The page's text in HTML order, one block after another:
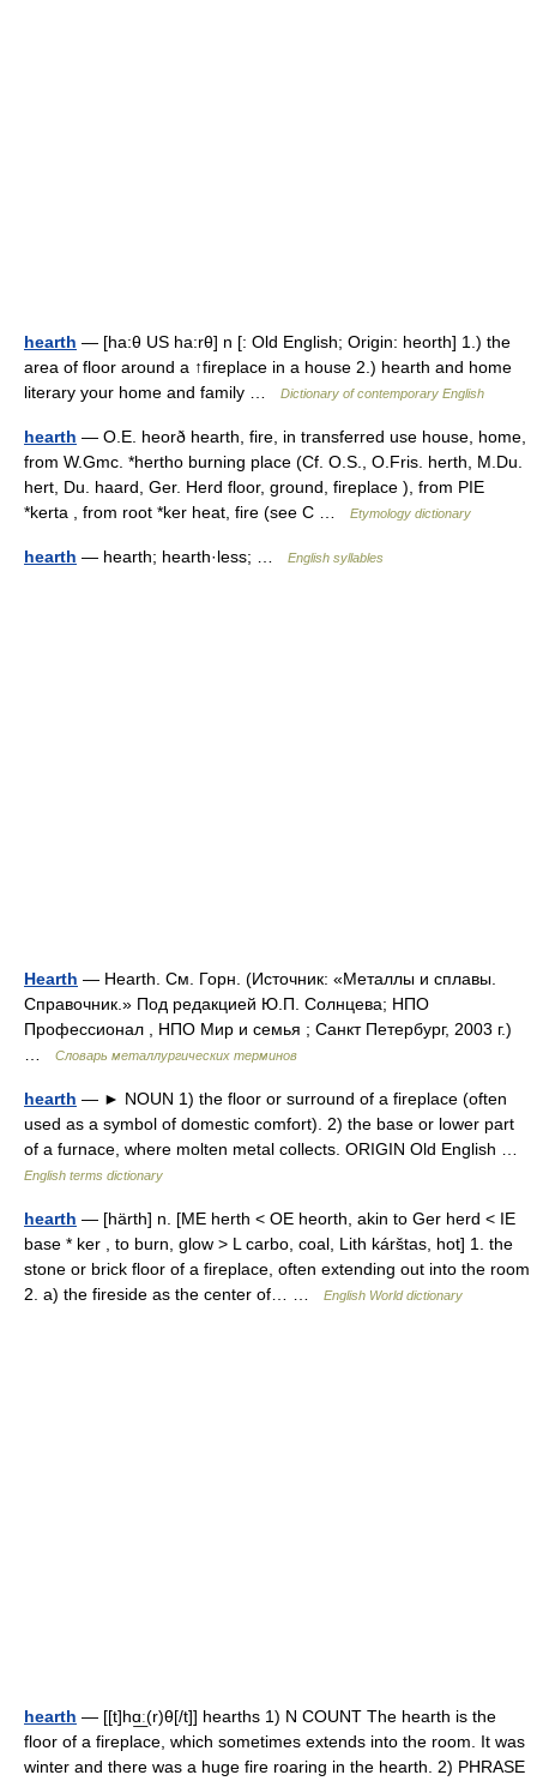
hearth — [ha:θ US ha:rθ] n [: Old English; Origin: heorth] 1.) the
area of floor around a ↑fireplace in a house 2.) hearth and home
literary your home and family …
Dictionary of contemporary English
hearth — O.E. heorð hearth, fire, in transferred use house, home,
from W.Gmc. *hertho burning place (Cf. O.S., O.Fris. herth, M.Du.
hert, Du. haard, Ger. Herd floor, ground, fireplace ), from PIE
*kerta , from root *ker heat, fire (see C …
Etymology dictionary
hearth — hearth; hearth·less; … English syllables
Hearth — Hearth. См. Горн. (Источник: «Металлы и сплавы.
Справочник.» Под редакцией Ю.П. Солнцева; НПО
Профессионал , НПО Мир и семья ; Санкт Петербург, 2003 г.)
Словарь металлургических терминов
hearth — ► NOUN 1) the floor or surround of a fireplace (often
used as a symbol of domestic comfort). 2) the base or lower part
of a furnace, where molten metal collects. ORIGIN Old English …
English terms dictionary
hearth — [härth] n. [ME herth < OE heorth, akin to Ger herd < IE
base * ker , to burn, glow > L carbo, coal, Lith kárštas, hot] 1. the
stone or brick floor of a fireplace, often extending out into the room
2. a) the fireside as the center of… …
English World dictionary
hearth — [[t]hɑ͟ː(r)θ[/t]] hearths 1) N COUNT The hearth is the
floor of a fireplace, which sometimes extends into the room. It was
winter and there was a huge fire roaring in the hearth. 2) PHRASE